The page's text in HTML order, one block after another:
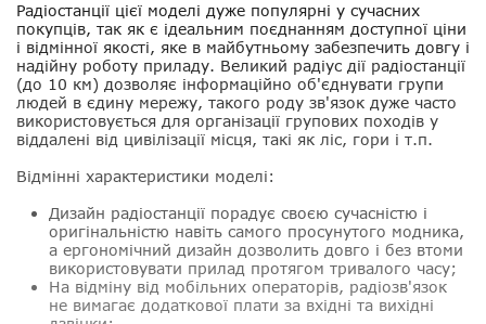
Радіостанції цієї моделі дуже популярні у сучасних
покупців, так як є ідеальним поєднанням доступної ціни
і відмінної якості, яке в майбутньому забезпечить довгу і
надійну роботу приладу. Великий радіус дії радіостанції
(до 10 км) дозволяє інформаційно об'єднувати групи
людей в єдину мережу, такого роду зв'язок дуже часто
використовується для організації групових походів у
віддалені від цивілізації місця, такі як ліс, гори і т.п.
Відмінні характеристики моделі:
Дизайн радіостанції порадує своєю сучасністю і
оригінальністю навіть самого просунутого модника,
а ергономічний дизайн дозволить довго і без втоми
використовувати прилад протягом тривалого часу;
На відміну від мобільних операторів, радіозв'язок
не вимагає додаткової плати за вхідні та вихідні